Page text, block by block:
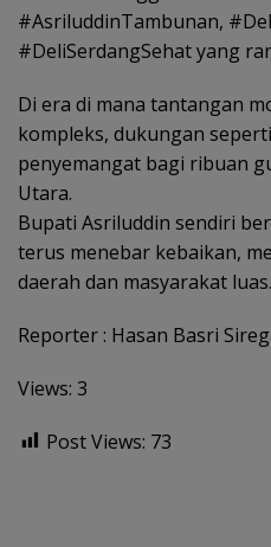
#AsriluddinTambunan,
#DeliSerdangSehat yang
Di era di mana tantangan
kompleks, dukungan
penyemangat bagi ribuan
Utara.
Bupati Asriluddin sendiri
terus menebar kebaikan,
daerah dan masyarakat
Reporter : Hasan Basri
Views: 3
Post Views: 73